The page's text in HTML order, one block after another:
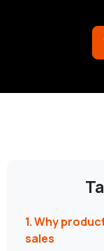
1. Why
sales